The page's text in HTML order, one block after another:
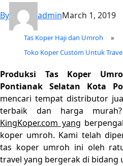
By adminMarch 1, 2019
Tas Koper Haji dan Umroh
»
Toko Koper Custom Untuk
Produksi Tas Koper
Pontianak Selatan Kota
mencari tempat distributor
terbaik dan harga
KingKoper.com yang
koper umroh. Kami telah
tas koper umroh ini oleh
travel yang bergerak di bidang